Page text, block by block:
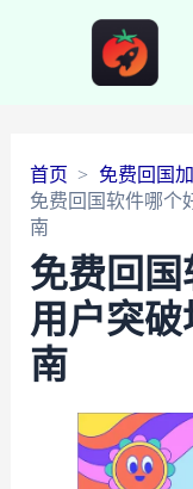
首页
免费回国
免费回国软件哪个
南
免费回
用户突
南